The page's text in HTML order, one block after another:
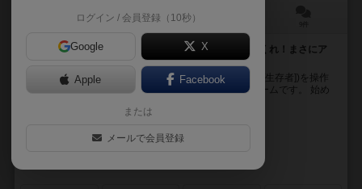
60～80分
武器を捜して、迫り来るゾンビを倒して倒して倒しまくれ！まさにア
メリカンパニックムービーの様な協力ボードゲーム！
プレイヤーは個性豊かなキャラクター(以下サバイバー[生存者])を操作
し、ゾンビが迫り来る世界を生き抜く協力系ボードゲームです。 始め
ニコラス・フラクタス(Nicolas Fructus)
クール ミニ オア ノット（Cool Mini Or Not
ログイン / 会員登録（10秒）
Google X
Apple Facebook
または
メールで会員登録